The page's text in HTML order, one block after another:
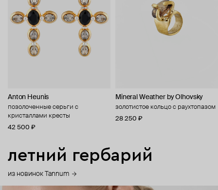
Anton Heunis
позолоченные серьги с
кристаллами кресты
42 500 ₽
Mineral Weather by Olhovsky
золотистое кольцо с раухтопазом
28 250 ₽
летний гербарий
из новинок Tannum